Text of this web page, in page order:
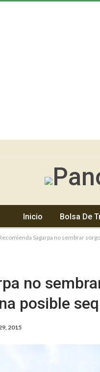
Inicio Bolsa De
Sagarpa no sembrar
no
posible
2015